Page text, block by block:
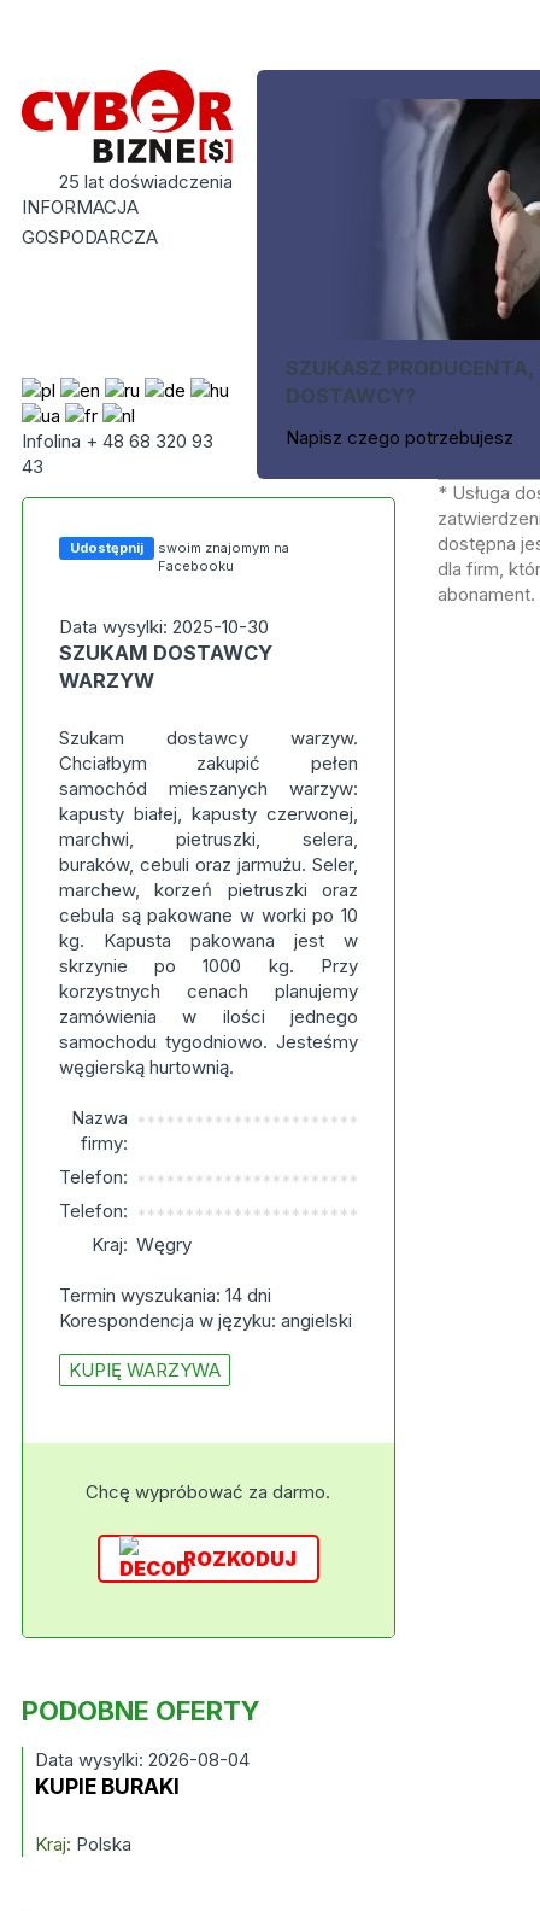
25 lat doświadczenia
INFORMACJA
GOSPODARCZA
Infolina + 48 68 320 93
43
SZUKASZ PRODUCENTA,
DOSTAWCY?
Napisz czego potrzebujesz
Udostępnij
swoim znajomym na
Facebooku
Data wysylki: 2025-10-30
SZUKAM DOSTAWCY
WARZYW
Szukam dostawcy warzyw.
Chciałbym zakupić pełen
samochód mieszanych warzyw:
kapusty białej, kapusty czerwonej,
marchwi, pietruszki, selera,
buraków, cebuli oraz jarmużu. Seler,
marchew, korzeń pietruszki oraz
cebula są pakowane w worki po 10
kg. Kapusta pakowana jest w
skrzynie po 1000 kg. Przy
korzystnych cenach planujemy
zamówienia w ilości jednego
samochodu tygodniowo. Jesteśmy
węgierską hurtownią.
Nazwa
firmy:
***********************
Telefon: ***********************
Telefon: ***********************
Kraj: Węgry
Termin wyszukania: 14 dni
Korespondencja w języku: angielski
KUPIĘ WARZYWA
Chcę wypróbować za darmo.
ROZKODUJ
* Usługa
dostępna
dla firm,
abonament.
PODOBNE OFERTY
Data wysylki: 2026-08-04
KUPIE BURAKI
Kraj: Polska